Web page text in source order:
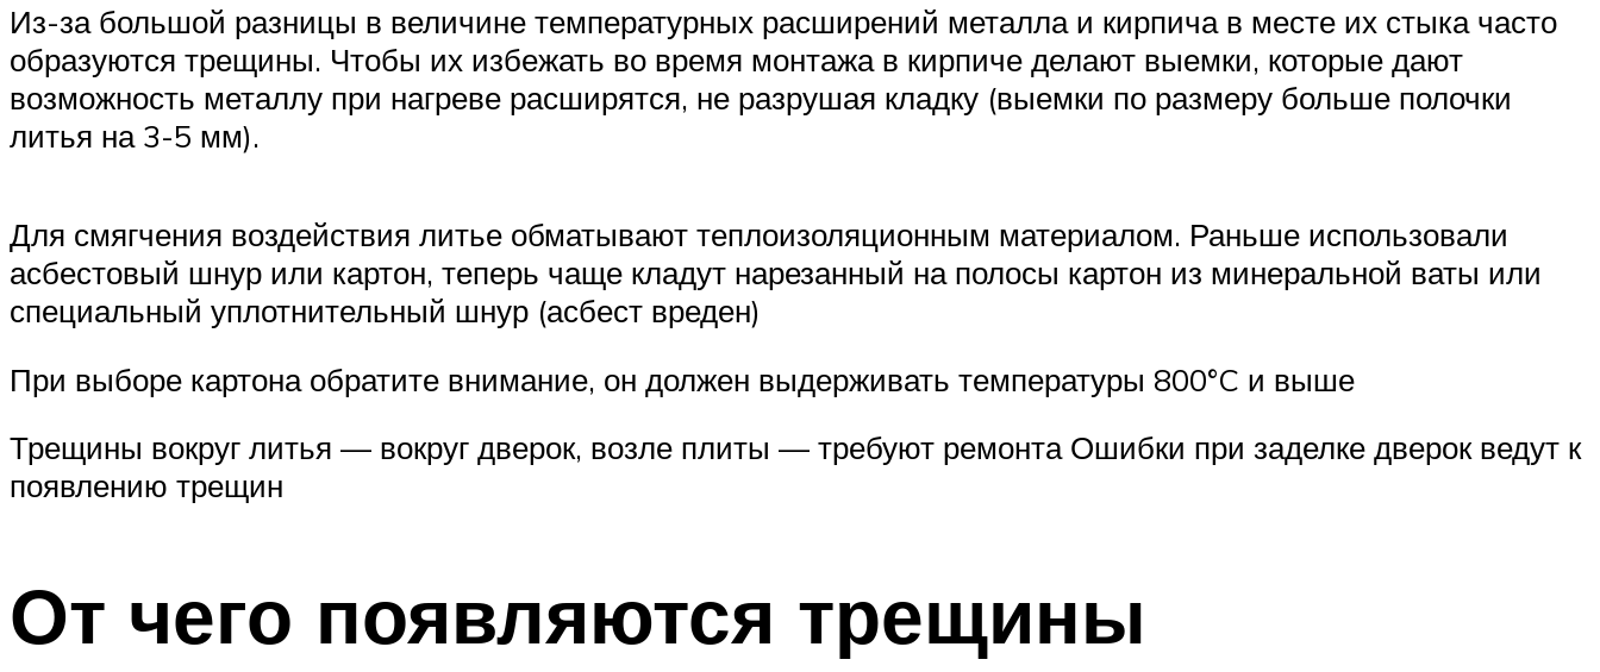
Из-за большой разницы в величине температурных расширений металла и кирпича в месте их стыка часто
образуются трещины. Чтобы их избежать во время монтажа в кирпиче делают выемки, которые дают
возможность металлу при нагреве расширятся, не разрушая кладку (выемки по размеру больше полочки
литья на 3-5 мм).
Для смягчения воздействия литье обматывают теплоизоляционным материалом. Раньше использовали
асбестовый шнур или картон, теперь чаще кладут нарезанный на полосы картон из минеральной ваты или
специальный уплотнительный шнур (асбест вреден)
При выборе картона обратите внимание, он должен выдерживать температуры 800°C и выше
Трещины вокруг литья — вокруг дверок, возле плиты — требуют ремонта Ошибки при заделке дверок ведут к
появлению трещин
От чего появляются трещины